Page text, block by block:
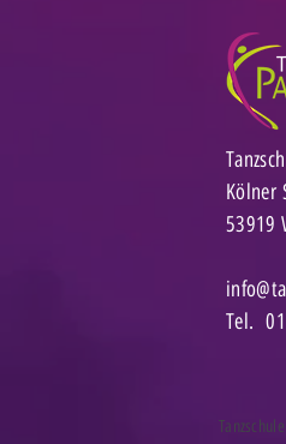
Kölner
53919
Tel.